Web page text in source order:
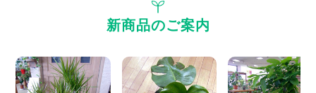
新商品のご案内